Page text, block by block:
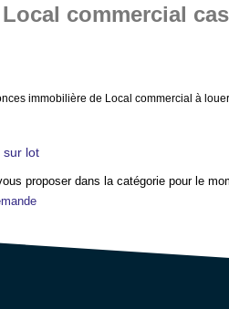
commercial
immobilière de Local commercial à
sur lot
proposer dans la catégorie pour le